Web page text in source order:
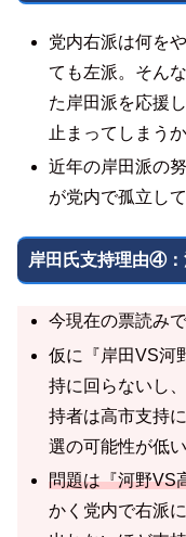
党内右派は何を
ても左派。そん
た岸田派を応援
止まってしまう
近年の岸田派の
が党内で孤立し
岸田氏支持理由④
今現在の票読み
仮に『岸田VS河
持に回らないし
持者は高市支持
選の可能性が低い
問題は『河野VS
かく党内で右派